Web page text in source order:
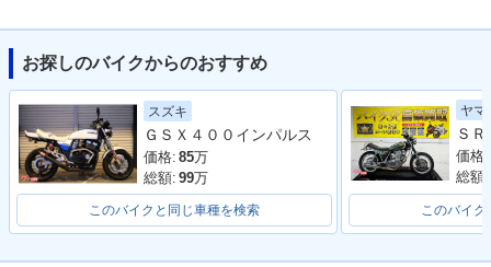
0V・フルモデルチェ
ンジ
0・フルモデルチェ
ンジ
0V・カラーチェンジ
お探しのバイクからのおすすめ
スズキ
ＧＳＸ４００インパルス
価格: 85万
総額: 99万
このバイクと同じ車種を検索
ヤマ
価格:
総額:
このバイク